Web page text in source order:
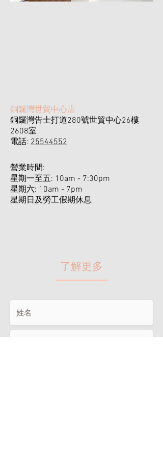
​銅鑼灣世貿中心店
銅鑼灣告士打道280號世貿中心26樓
2608室
電話: 25544552
營業時間:
星期一至五: 10am - 7:30pm
星期六: 10am - 7pm ​
​星期日及勞工假期休息
​了解更多